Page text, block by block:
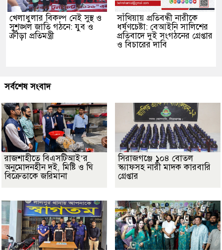
খেলাধুলার বিকল্প নেই সুস্থ ও
সুশৃঙ্খল জাতি গঠনে: যুব ও
ক্রীড়া প্রতিমন্ত্রী
সাঁথিয়ায় প্রতিবন্ধী নারীকে
ধর্ষণচেষ্টা: বেআইনি সালিশের
প্রতিবাদে দুই সংগঠনের গ্রেপ্তার
ও বিচারের দাবি
সর্বশেষ সংবাদ
রাজশাহীতে বিএসটিআই’র
অনুমোদনহীন দই, মিষ্টি ও ঘি
বিক্রেতাকে জরিমানা
সিরাজগঞ্জে ১০৪ বোতল
স্ক্যাফসহ নারী মাদক কারবারি
গ্রেপ্তার